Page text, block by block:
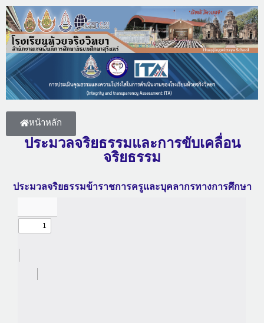
หน้าหลัก
ประมวลจริยธรรมและการขับเคลื่อน
จริยธรรม
ประมวลจริยธรรมข้าราชการครูและบุคลากรทางการศึกษา